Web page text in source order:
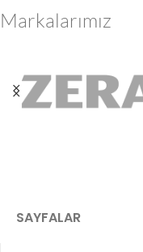
Markalarımız
SAYFALAR